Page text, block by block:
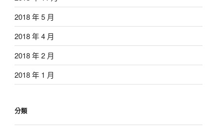
2018 年 5 月
2018 年 4 月
2018 年 2 月
2018 年 1 月
分類